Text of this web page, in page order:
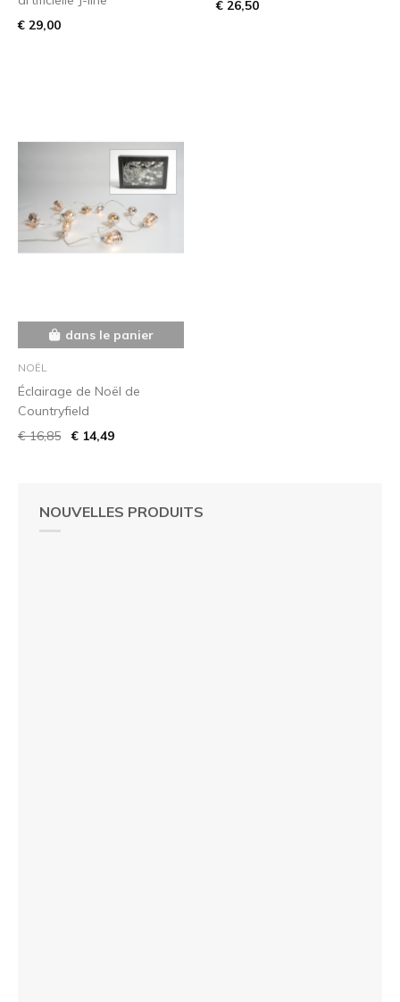
NOUVELLES PRODUITS
€ 29,00
€ 26,50
dans le panier
NOËL
Éclairage de Noël de
Countryfield
€ 16,85
€ 14,49